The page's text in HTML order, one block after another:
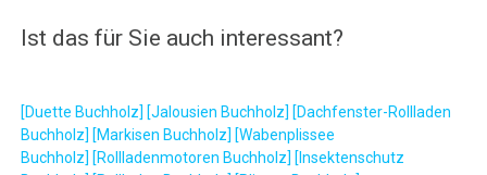
Ist das für Sie auch interessant?
[Duette Buchholz] [Jalousien Buchholz] [Dachfenster-Rollladen
Buchholz] [Markisen Buchholz] [Wabenplissee
Buchholz] [Rollladenmotoren Buchholz] [Insektenschutz